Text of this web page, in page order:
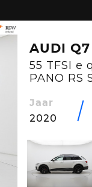
AUDI Q7
55 TFSI e
PANO RS
Jaar
2020